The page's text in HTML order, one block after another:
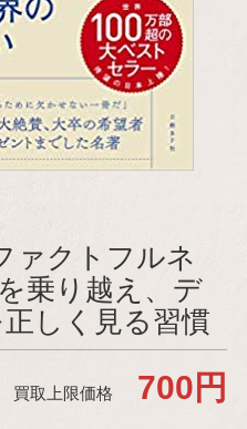
ァクトフルネ
乗り越え、デ
しく見る習慣
買取上限価格 700円